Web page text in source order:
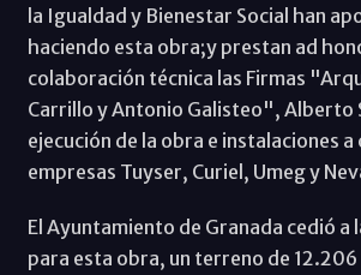
la Igualdad y Bienestar Social han
haciendo esta obra;y prestan ad
colaboración técnica las Firmas
Carrillo y Antonio Galisteo", Alberto
ejecución de la obra e instalaciones a
empresas Tuyser, Curiel, Umeg y
El Ayuntamiento de Granada cedió a
para esta obra, un terreno de